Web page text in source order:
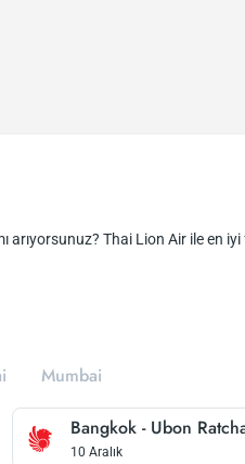
arıyorsunuz? Thai Lion Air ile en
Mumbai
Bangkok - Ubon
10 Aralık